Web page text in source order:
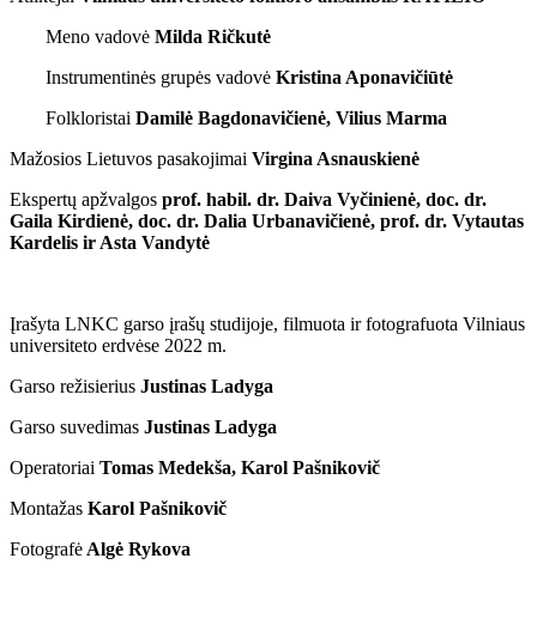
Meno vadovė Milda Ričkutė
Instrumentinės grupės vadovė Kristina Aponavičiūtė
Folkloristai Damilė Bagdonavičienė, Vilius Marma
Mažosios Lietuvos pasakojimai Virgina Asnauskienė
Ekspertų apžvalgos prof. habil. dr. Daiva Vyčinienė, doc. dr.
Gaila Kirdienė, doc. dr. Dalia Urbanavičienė, prof. dr. Vytautas
Kardelis ir Asta Vandytė
Įrašyta LNKC garso įrašų studijoje, filmuota ir fotografuota Vilniaus
universiteto erdvėse 2022 m.
Garso režisierius Justinas Ladyga
Garso suvedimas Justinas Ladyga
Operatoriai Tomas Medekša, Karol Pašnikovič
Montažas Karol Pašnikovič
Fotografė Algė Rykova